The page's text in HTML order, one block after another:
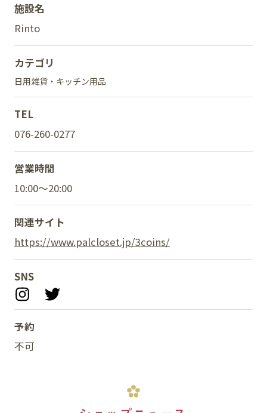
施設名
Rinto
カテゴリ
日用雑貨・キッチン用品
TEL
076-260-0277
営業時間
10:00～20:00
関連サイト
https://www.palcloset.jp/3coins/
SNS
予約
不可